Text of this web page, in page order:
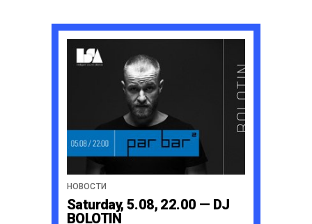
НОВОСТИ
Saturday, 5.08, 22.00 — DJ
BOLOTIN